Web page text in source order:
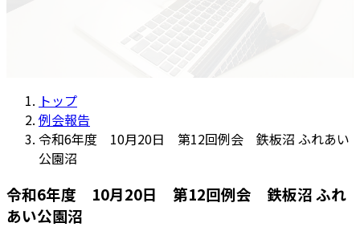
トップ
例会報告
令和6年度 10月20日 第12回例会 鉄板沼 ふれあい
公園沼
令和6年度 10月20日 第12回例会 鉄板沼 ふれ
あい公園沼